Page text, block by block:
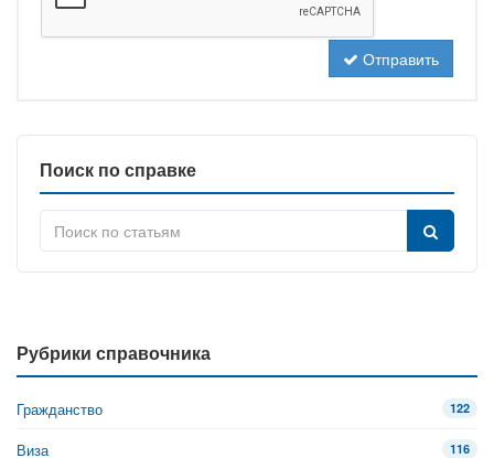
Отправить
Поиск по справке
Рубрики справочника
Гражданство 122
Виза 116